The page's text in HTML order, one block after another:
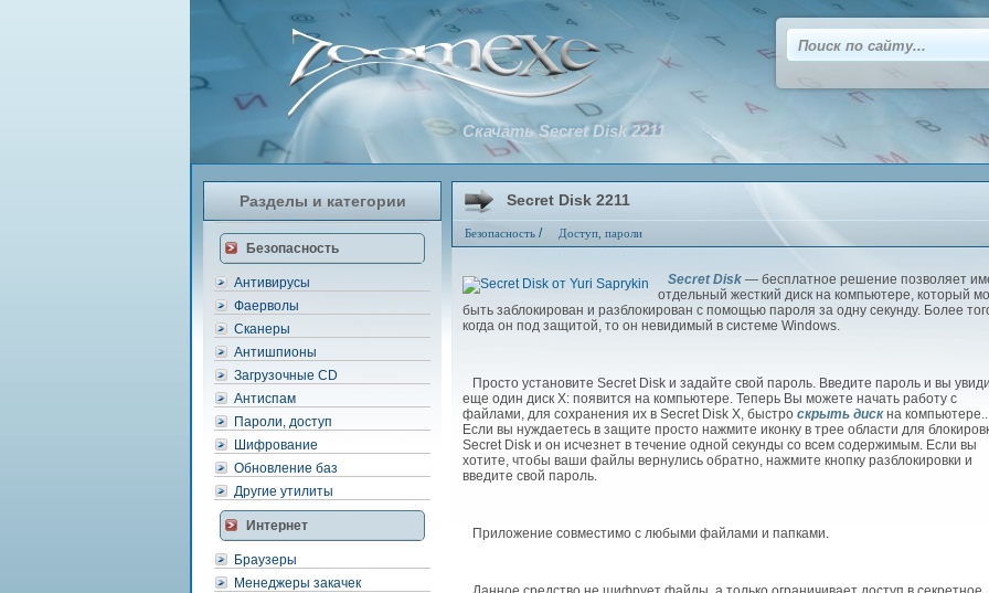
Разделы и категории
Безопасность
Антивирусы
Фаерволы
Сканеры
Антишпионы
Загрузочные CD
Антиспам
Пароли, доступ
Шифрование
Обновление баз
Другие утилиты
Интернет
Браузеры
Менеджеры закачек
Secret Disk 2211
Безопасность / Доступ, пароли
Скачать Secret Disk 2211
Secret Disk — бесплатное решение позволяет
отдельный жесткий диск на компьютере, который
быть заблокирован и разблокирован с помощью пароля за одну секунду. Более
когда он под защитой, то он невидимый в системе Windows.
Просто установите Secret Disk и задайте свой пароль. Введите пароль и вы
еще один диск X: появится на компьютере. Теперь Вы можете начать работу с
файлами, для сохранения их в Secret Disk X, быстро скрыть дискна компьютере..
Если вы нуждаетесь в защите просто нажмите иконку в трее области для
Secret Disk и он исчезнет в течение одной секунды со всем содержимым. Если вы
хотите, чтобы ваши файлы вернулись обратно, нажмите кнопку разблокировки и
введите свой пароль.
Приложение совместимо с любыми файлами и папками.